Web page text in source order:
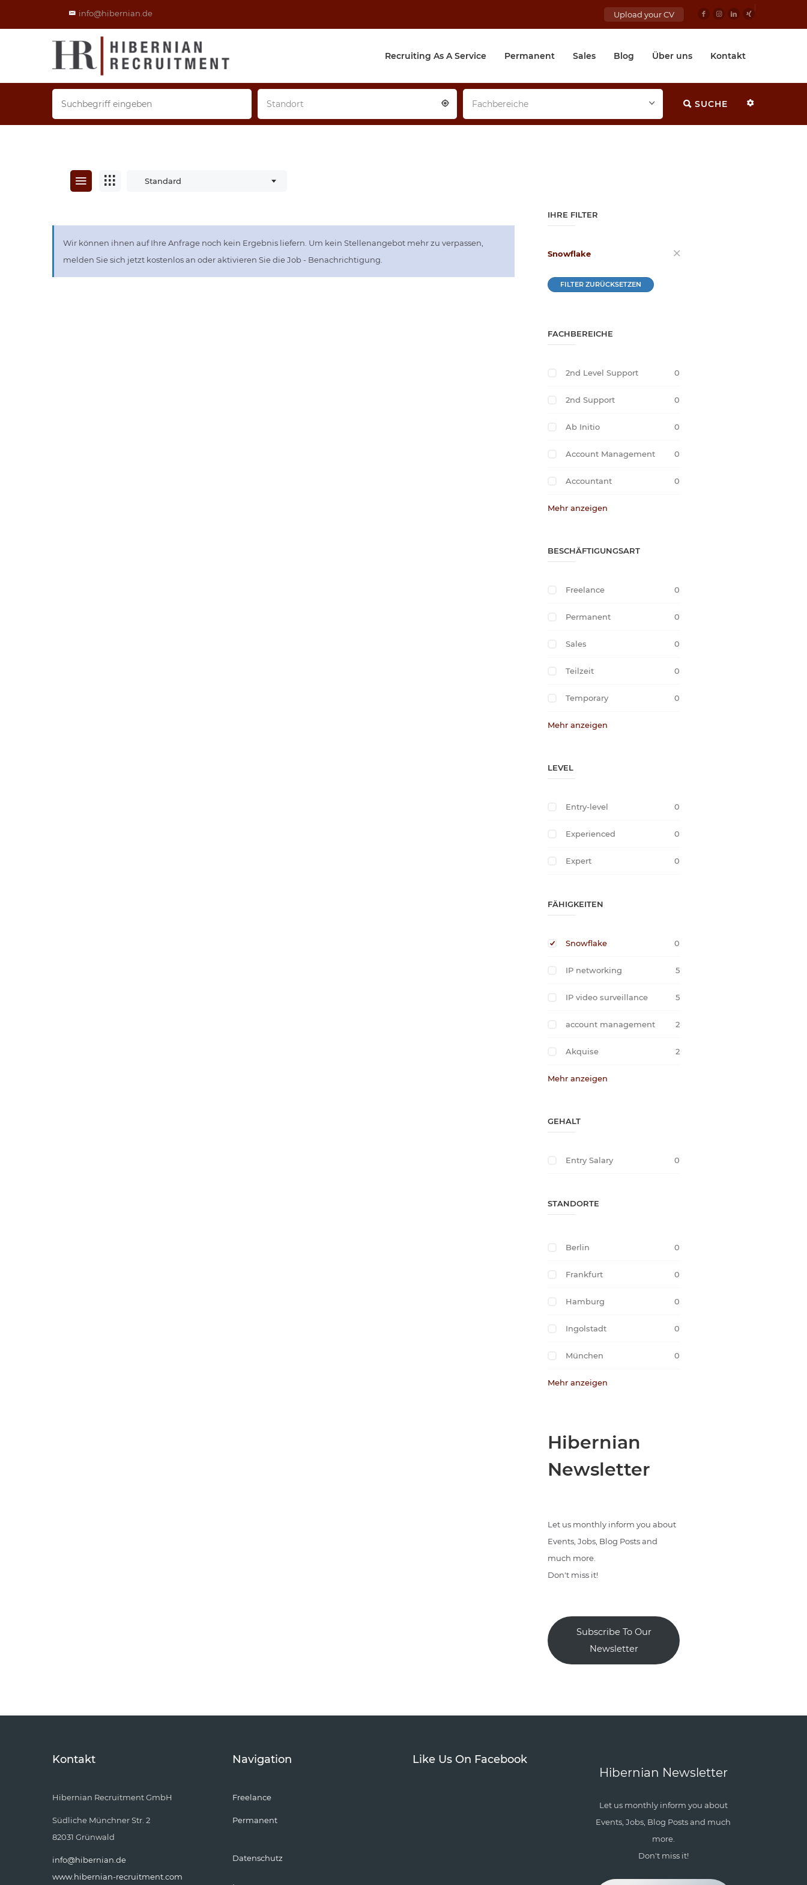
info@hibernian.de Upload your CV
Recruiting As A Service Permanent Sales Blog Über uns Kontakt
Standort Fachbereiche SUCHE
Standard
Wir können ihnen auf Ihre Anfrage noch kein Ergebnis liefern. Um kein Stellenangebot mehr zu verpassen,
melden Sie sich jetzt kostenlos an oder aktivieren Sie die Job - Benachrichtigung.
IHRE FILTER
Snowflake
FILTER ZURÜCKSETZEN
FACHBEREICHE
2nd Level Support 0
2nd Support 0
Ab Initio 0
Account Management 0
Accountant 0
Mehr anzeigen
BESCHÄFTIGUNGSART
Freelance 0
Permanent 0
Sales 0
Teilzeit 0
Temporary 0
Mehr anzeigen
LEVEL
Entry-level 0
Experienced 0
Expert 0
FÄHIGKEITEN
Snowflake 0
IP networking 5
IP video surveillance 5
account management 2
Akquise 2
Mehr anzeigen
GEHALT
Entry Salary 0
STANDORTE
Berlin 0
Frankfurt 0
Hamburg 0
Ingolstadt 0
München 0
Mehr anzeigen
Hibernian
Newsletter
Let us monthly inform you about
Events, Jobs, Blog Posts and
much more.
Don't miss it!
Subscribe To Our
Newsletter
Kontakt
Hibernian Recruitment GmbH
Südliche Münchner Str. 2
82031 Grünwald
info@hibernian.de
www.hibernian-recruitment.com
Navigation
Freelance
Permanent
Datenschutz
Like Us On Facebook
Hibernian Newsletter
Let us monthly inform you about
Events, Jobs, Blog Posts and much
more.
Don't miss it!